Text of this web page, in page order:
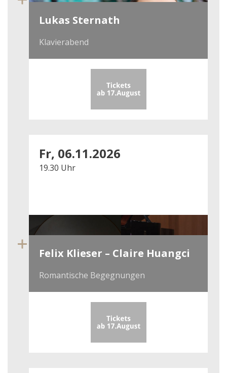
Lukas Sternath
Klavierabend
Fr, 06.11.2026
19.30 Uhr
Felix Klieser – Claire Huangci
Romantische Begegnungen